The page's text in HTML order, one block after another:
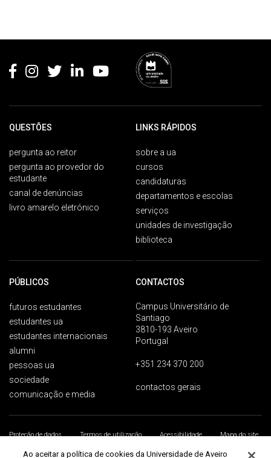
QUESTÕES
pergunta ao reitor
pergunta ao provedor do
estudante
canal de denúncias
livro amarelo eletrónico
LINKS RÁPIDOS
sobre a ua
cursos
candidaturas
departamentos e escolas
serviços
unidades de investigação
biblioteca
PÚBLICOS
futuros estudantes
estudantes ua
estudantes internacionais
alumni
pessoas ua
sociedade
comunicação e media
CONTACTOS
Campus Universitário de
Santiago
3810-193 Aveiro
Portugal
+351 234 370 200
contactos gerais
Proteção de dados Termos de utilização Acessibilidade
Mapa do site
Universidade de Aveiro 2026
Ao aceitar a política de cookies da Universidade de Aveiro